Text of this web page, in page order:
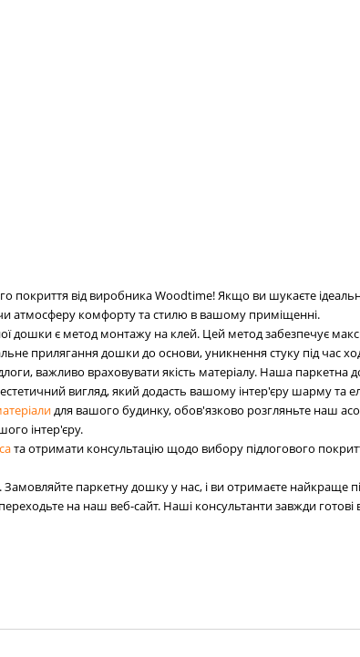
покриття від виробника Woodtime! Якщо ви шукаєте
атмосферу комфорту та стилю в вашому приміщенні.
дошки є метод монтажу на клей. Цей метод забезпечує
прилягання дошки до основи, уникнення стуку під час
важливо враховувати якість матеріалу. Наша
вигляд, який додасть вашому інтер'єру шарму та
для вашого будинку, обов'язково розгляньте наш
інтер'єру.
та отримати консультацію щодо вибору підлогового
Замовляйте паркетну дошку у нас, і ви отримаєте найкраще
переходьте на наш веб-сайт. Наші консультанти завжди готові